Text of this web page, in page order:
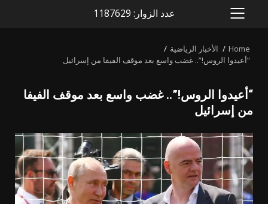
PRIMARY
عدد الزوار: 1187629
Home
الأخبار الرياضية
“أعيدوا الروس!”.. غضب واسع بعد موقف الفيفا من إسرائيل
“أعيدوا الروس!”.. غضب واسع بعد موقف الفيفا
من إسرائيل